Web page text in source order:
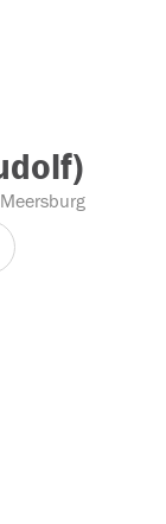
Meersburg